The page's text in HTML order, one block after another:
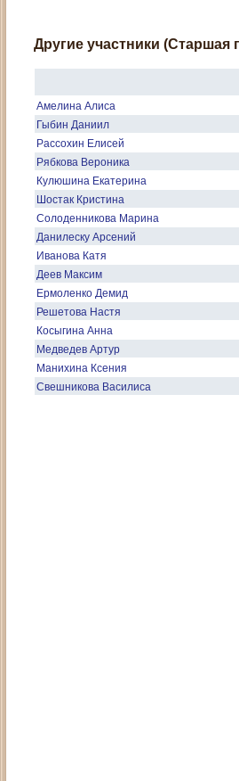
Другие участники (Старшая
Амелина Алиса
Гыбин Даниил
Рассохин Елисей
Рябкова Вероника
Кулюшина Екатерина
Шостак Кристина
Солоденникова Марина
Данилеску Арсений
Иванова Катя
Деев Максим
Ермоленко Демид
Решетова Настя
Косыгина Анна
Медведев Артур
Манихина Ксения
Свешникова Василиса